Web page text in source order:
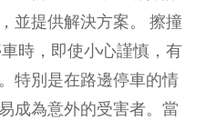
並提供解決方案。 擦撞
時，即使小心謹慎，有
特別是在路邊停車的情
成為意外的受害者。當